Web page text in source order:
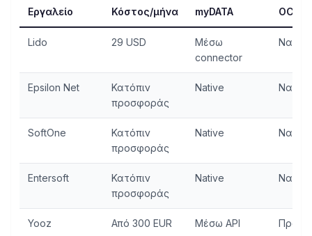
Εργαλείο Κόστος/μήνα myDATA OCR
Lido 29 USD
Μέσω
connector
Ναι
Epsilon Net
Κατόπιν
προσφοράς
Native Ναι
SoftOne
Κατόπιν
προσφοράς
Native Ναι
Entersoft
Κατόπιν
προσφοράς
Native Ναι
Yooz Από 300 EUR Μέσω API